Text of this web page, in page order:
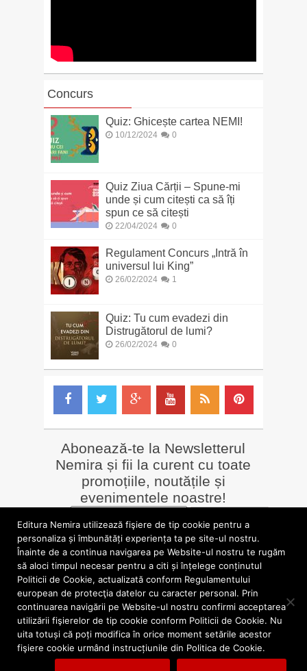
Concurs
Quiz: Ghicește cartea NEMI!
10/12/2024 0
Quiz Ziua Cărții – Spune-mi
unde și cum citești ca să îți
spun ce să citești
22/04/2024 0
Regulament Concurs „Intră în
universul lui King”
26/02/2024 1
Quiz: Tu cum evadezi din
Distrugătorul de lumi?
26/02/2024 0
Abonează-te la Newsletterul
Nemira și fii la curent cu toate
promoțiile, noutățile și
evenimentele noastre!
LIBRĂRII online
» Librăria Online Nemira
Nemi
Alte siteuri
»Nemira Media
»
Valentin Nicolau
blog.nemira.ro © 2026. Toate drepturile rezervate.
Politica de confidentialitate
Editura Nemira utilizează fişiere de tip cookie pentru a
personaliza și îmbunătăți experiența ta pe site-ul nostru.
Înainte de a continua navigarea pe Website-ul nostru te rugăm
să aloci timpul necesar pentru a citi și înțelege conținutul
Politicii de Cookie, actualizată conform Regulamentului
european de protecţia datelor cu caracter personal. Prin
continuarea navigării pe Website-ul nostru confirmi acceptarea
utilizării fişierelor de tip cookie conform Politicii de Cookie. Nu
uita totuși că poți modifica în orice moment setările acestor
fişiere cookie urmând instrucțiunile din Politica de Cookie.